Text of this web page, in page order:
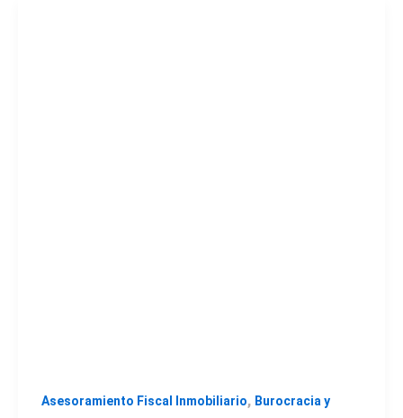
Asesoramiento Fiscal Inmobiliario, Burocracia y